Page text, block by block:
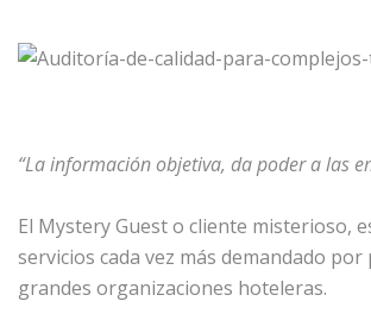
“La información objetiva, da poder a las
El Mystery Guest o cliente misterioso,
servicios cada vez más demandado por
grandes organizaciones hoteleras.